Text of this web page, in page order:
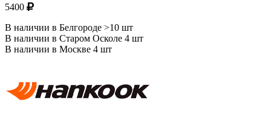
5400
В наличии в Белгороде >10 шт
В наличии в Старом Осколе 4 шт
В наличии в Москве 4 шт